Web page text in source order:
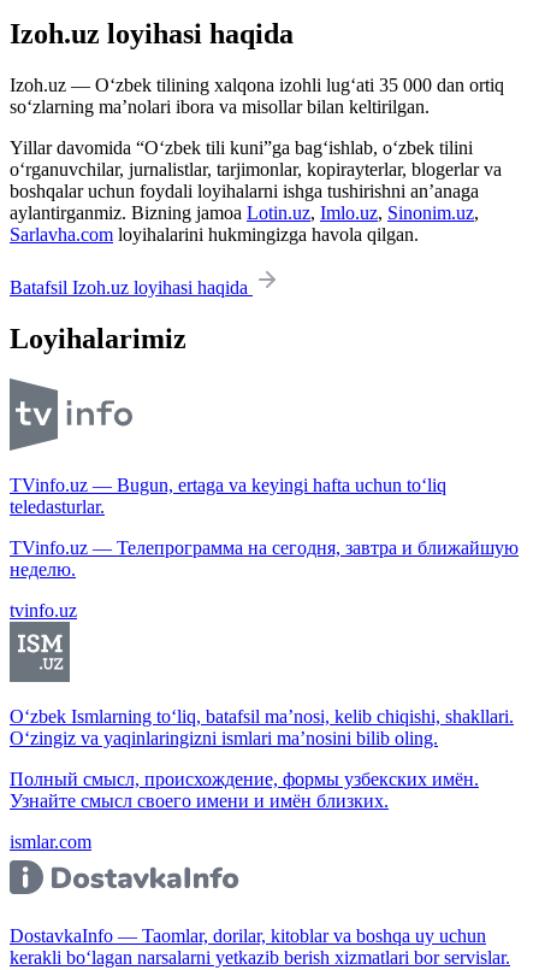
Izoh.uz loyihasi haqida
Izoh.uz — O‘zbek tilining xalqona izohli lug‘ati 35 000 dan ortiq
so‘zlarning ma’nolari ibora va misollar bilan keltirilgan.
Yillar davomida “O‘zbek tili kuni”ga bag‘ishlab, o‘zbek tilini
o‘rganuvchilar, jurnalistlar, tarjimonlar, kopirayterlar, blogerlar va
boshqalar uchun foydali loyihalarni ishga tushirishni an’anaga
aylantirganmiz. Bizning jamoa Lotin.uz, Imlo.uz, Sinonim.uz,
Sarlavha.com loyihalarini hukmingizga havola qilgan.
Batafsil Izoh.uz loyihasi haqida
Loyihalarimiz
TVinfo.uz — Bugun, ertaga va keyingi hafta uchun to‘liq
teledasturlar.
TVinfo.uz — Телепрограмма на сегодня, завтра и ближайшую
неделю.
tvinfo.uz
O‘zbek Ismlarning to‘liq, batafsil ma’nosi, kelib chiqishi, shakllari.
O‘zingiz va yaqinlaringizni ismlari ma’nosini bilib oling.
Полный смысл, происхождение, формы узбекских имён.
Узнайте смысл своего имени и имён близких.
ismlar.com
DostavkaInfo — Taomlar, dorilar, kitoblar va boshqa uy uchun
kerakli bo‘lagan narsalarni yetkazib berish xizmatlari bor servislar.